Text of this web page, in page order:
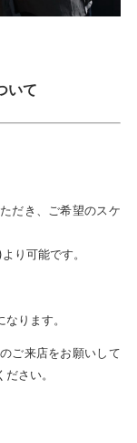
いて
だき、ご希望のスケ
り可能です。
なります。
ご来店をお願いして
ださい。